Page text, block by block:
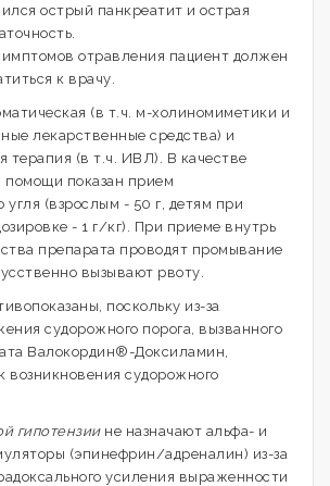
острый панкреатит и острая
отравления пациент должен
к врачу.
(в т.ч. м-холиномиметики и
лекарственные средства) и
терапия (в т.ч. ИВЛ). В качестве
помощи показан прием
угля (взрослым - 50 г, детям при
- 1 г/кг). При приеме внутрь
препарата проводят промывание
вызывают рвоту.
поскольку из-за
судорожного порога, вызванного
Валокордин®-Доксиламин,
возникновения судорожного
гипотензиине назначают альфа- и
(эпинефрин/адреналин) из-за
усиления выраженности